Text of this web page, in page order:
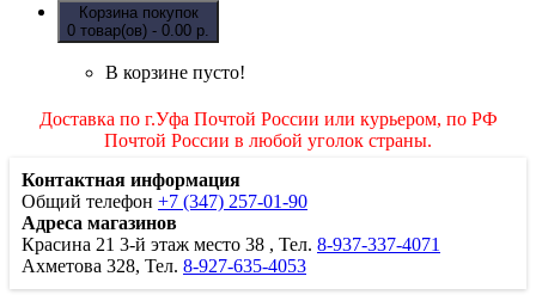
Корзина покупок
0 товар(ов) - 0.00 р.
В корзине пусто!
Доставка по г.Уфа Почтой России или курьером, по РФ
Почтой России в любой уголок страны.
Контактная информация
Общий телефон +7 (347) 257-01-90
Адреса магазинов
Красина 21 3-й этаж место 38 , Тел. 8-937-337-4071
Ахметова 328, Тел. 8-927-635-4053